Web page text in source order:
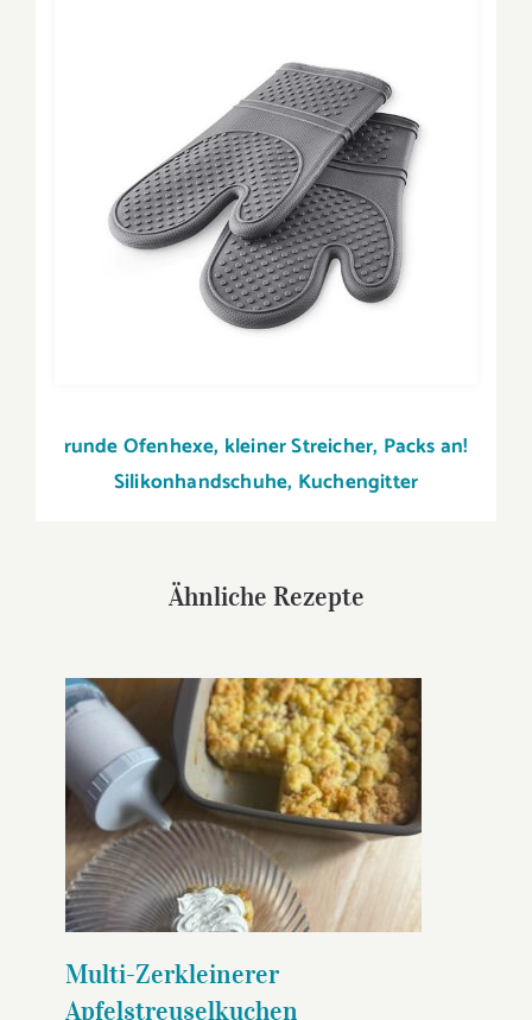
runde Ofenhexe, kleiner Streicher, Packs an!
Silikonhandschuhe, Kuchengitter
Ähnliche Rezepte
Multi-Zerkleinerer
Apfelstreuselkuchen
Multi-Zerkleinerer
Apfelstreuselkuchen